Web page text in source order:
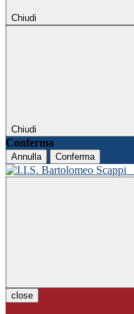
Chiudi
Chiudi
Conferma
Annulla Conferma
close